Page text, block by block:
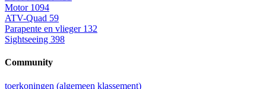
Motor 1094
ATV-Quad 59
Parapente en vlieger 132
Sightseeing 398
Community
toerkoningen (algemeen klassement)